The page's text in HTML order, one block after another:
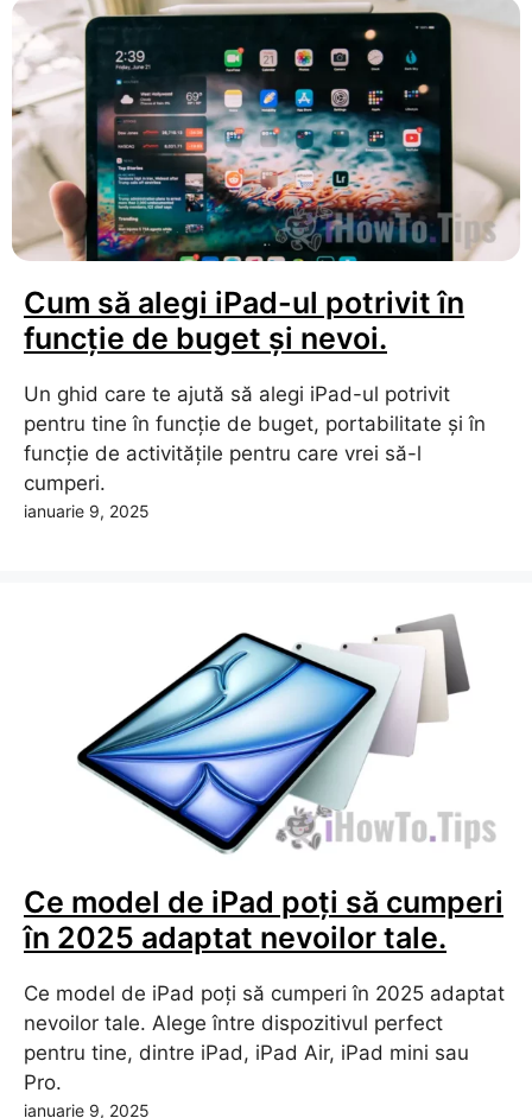
Cum să alegi iPad-ul potrivit în
funcție de buget și nevoi.
Un ghid care te ajută să alegi iPad-ul potrivit
pentru tine în funcție de buget, portabilitate și în
funcție de activitățile pentru care vrei să-l
cumperi.
ianuarie 9, 2025
Ce model de iPad poți să cumperi
în 2025 adaptat nevoilor tale.
Ce model de iPad poți să cumperi în 2025 adaptat
nevoilor tale. Alege între dispozitivul perfect
pentru tine, dintre iPad, iPad Air, iPad mini sau
Pro.
ianuarie 9, 2025